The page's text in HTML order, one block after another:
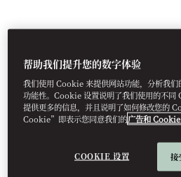
帮助我们提升您的数字体验
我们使用 Cookie 来提供网站功能，分析我
功能性。Cookie 设置说明了我们使用的不
提供更多的信息，并且说明了如何修改您的
Cookie”即表示您同意我们的广告和
COOKIE 设置 接